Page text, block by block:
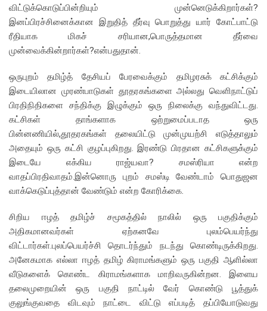
விட்டுக்கொடுப்பின்றியும் முன்னெடுக்கிறார்கள்?
இனப்பிரச்சினைக்கான இறுதித் தீர்வு பொறுத்து யார் கோட்பாட்டு
ரீதியாக மிகச் சரியான,பொருத்தமான தீர்வை
முன்வைக்கின்றார்கள்?என்பதுதான்.
ஒருபுறம் தமிழ்த் தேசியப் பேரவைக்கும் தமிழரசுக் கட்சிக்கும்
இடையிலான முரண்பாடுகள் தூதரகங்களை அல்லது வெளிநாட்டுப்
பிரதிநிதிகளை சந்திக்கு இழுக்கும் ஒரு நிலைக்கு வந்துவிட்டது.
கட்சிகள் தாங்களாக ஒற்றுமைப்படாத ஒரு
பின்னணியில்,தூதரகங்கள் தலையிட்டு முன்முயற்சி எடுத்தாலும்
அதையும் ஒரு கட்சி குழப்புகிறது. இரண்டு பிரதான கட்சிகளுக்கும்
இடையே எக்கிய ராஜ்யவா? சமஸ்ரியா என்ற
வாதப்பிரதிவாதம்.இன்னொரு புறம் சமஸ்டி வேண்டாம் பொதுஜன
வாக்கெடுப்புத்தான் வேண்டும் என்ற கோரிக்கை.
சிறிய ஈழத் தமிழ்ச் சமூகத்தில் நாலில் ஒரு பகுதிக்கும்
அதிகமானவர்கள் ஏற்கனவே புலம்பெயர்ந்து
விட்டார்கள்.புலப்பெயர்ச்சி தொடர்ந்தும் நடந்து கொண்டிருக்கிறது.
அனேகமாக எல்லா ஈழத் தமிழ் கிராமங்களும் ஒரு பகுதி ஆளில்லா
வீடுகளைக் கொண்ட கிராமங்களாக மாறிவருகின்றன. இளைய
தலைமுறையின் ஒரு பகுதி நாட்டில் வேர் கொண்டு பூத்துக்
குலுங்குவதை விடவும் நாட்டை விட்டு எப்படித் தப்பியோடுவது